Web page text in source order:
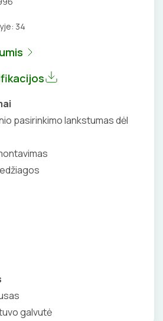
IR ĮŽEMINIMAS
VYNIOJIMUI
KARŪNOS, GRĄŽTAI
KLIJAVIMO ĮRANKIAI
ĮRANKIAI
34
pasirinkimo lankstumas dėl
galvutė